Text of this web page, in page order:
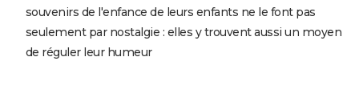
souvenirs de l'enfance de leurs enfants ne le font pas
seulement par nostalgie : elles y trouvent aussi un moyen
de réguler leur humeur